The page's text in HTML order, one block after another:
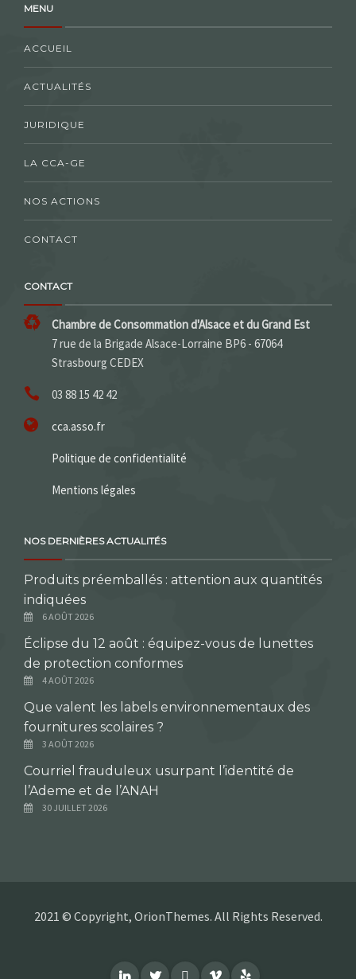
MENU
ACCUEIL
ACTUALITÉS
JURIDIQUE
LA CCA-GE
NOS ACTIONS
CONTACT
CONTACT
Chambre de Consommation d'Alsace et du Grand Est
7 rue de la Brigade Alsace-Lorraine BP6 - 67064
Strasbourg CEDEX
03 88 15 42 42
cca.asso.fr
Politique de confidentialité
Mentions légales
NOS DERNIÈRES ACTUALITÉS
Produits préemballés : attention aux quantités
indiquées
6 AOÛT 2026
Éclipse du 12 août : équipez-vous de lunettes
de protection conformes
4 AOÛT 2026
Que valent les labels environnementaux des
fournitures scolaires ?
3 AOÛT 2026
Courriel frauduleux usurpant l’identité de
l’Ademe et de l’ANAH
30 JUILLET 2026
2021 © Copyright, OrionThemes. All Rights Reserved.